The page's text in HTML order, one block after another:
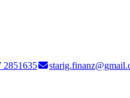
2851635